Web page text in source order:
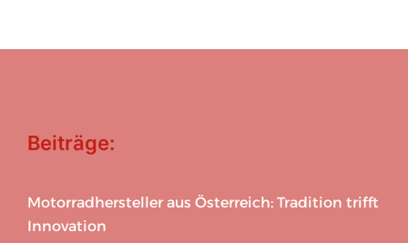
Beiträge:
Motorradhersteller aus Österreich: Tradition trifft
Innovation